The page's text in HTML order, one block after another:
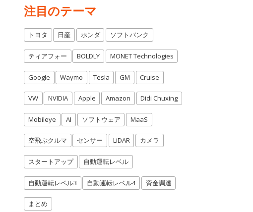
注目のテーマ
トヨタ 日産 ホンダ ソフトバンク
ティアフォー BOLDLY MONET Technologies
Google Waymo Tesla GM Cruise
VW NVIDIA Apple Amazon Didi Chuxing
Mobileye AI ソフトウェア MaaS
空飛ぶクルマ センサー LiDAR カメラ
スタートアップ 自動運転レベル
自動運転レベル3 自動運転レベル4 資金調達
まとめ